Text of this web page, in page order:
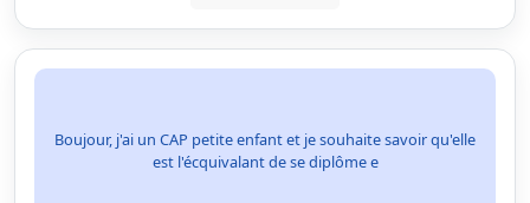
Boujour, j'ai un CAP petite enfant et je souhaite savoir qu'elle
est l'écquivalant de se diplôme e